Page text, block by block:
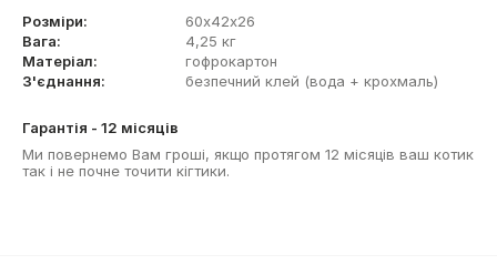
Розміри:
60х42х26
Вага:
4,25 кг
Матеріал:
гофрокартон
З'єднання:
безпечний клей (вода + крохмаль)
Гарантія - 12 місяців
Ми повернемо Вам гроші, якщо протягом 12 місяців ваш котик
так і не почне точити кігтики.